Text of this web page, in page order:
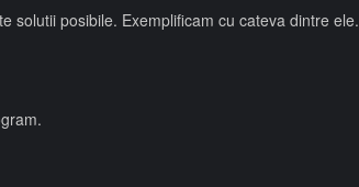
solutii posibile. Exemplificam cu cateva dintre ele.